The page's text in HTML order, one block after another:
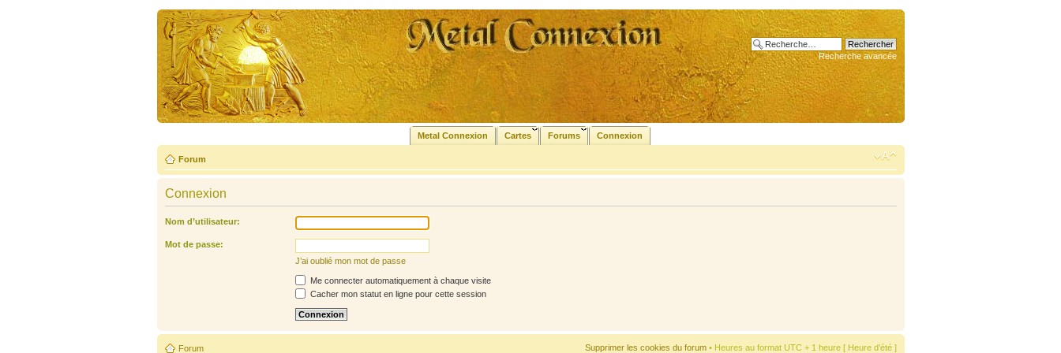
Recherche avancée
Metal Connexion Cartes Forums Connexion
Forum
Connexion
Nom d’utilisateur:
Mot de passe:
J’ai oublié mon mot de passe
Me connecter automatiquement à chaque visite
Cacher mon statut en ligne pour cette session
Forum Supprimer les cookies du forum• Heures au format UTC + 1 heure [ Heure d’été ]